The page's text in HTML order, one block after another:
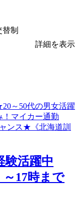
制
詳細を表示
験活躍中
17時まで